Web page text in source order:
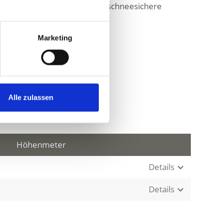
Marketing
Alle zulassen
Lazaun ist eine einfache, schneesichere
Höhenmeter
Details
Details